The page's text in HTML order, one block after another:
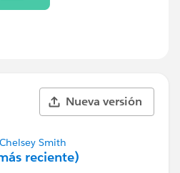
Nueva versión
Chelsey Smith
reciente)